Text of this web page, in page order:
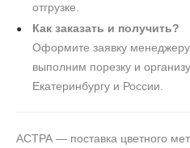
отгрузке.
Как заказать и получить?
Оформите заявку
выполним порезку и
Екатеринбургу и России.
АСТРА — поставка цветного